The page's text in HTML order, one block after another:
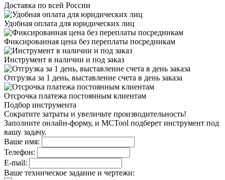
Доставка по всей России
Удобная оплата для юридических лиц
Фиксированная цена без переплаты посредникам
Инструмент в наличии и под заказ
Отгрузка за 1 день, выставление счета в день заказа
Отсрочка платежа постоянным клиентам
Подбор инструмента
Сократите затраты и увеличьте производительность!
Заполните онлайн-форму, и MCTool подберет инструмент под
вашу задачу.
Ваше имя:
Телефон:
E-mail:
Ваше техническое задание и чертежи: